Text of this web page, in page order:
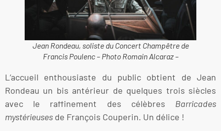
Jean Rondeau, soliste du Concert Champêtrede
Francis Poulenc – Photo Romain Alcaraz –
L’accueil enthousiaste du public obtient de Jean
Rondeau un bis antérieur de quelques trois siècles
avec le raffinement des célèbres Barricades
mystérieuses de François Couperin. Un délice !